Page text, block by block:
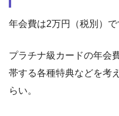
年会費は2万円（税別）で
プラチナ級カードの年会
帯する各種特典などを考
らい。